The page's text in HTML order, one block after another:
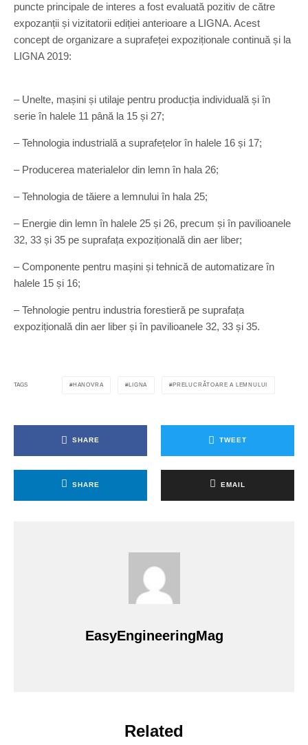
puncte principale de interes a fost evaluată pozitiv de către
expozanții și vizitatorii ediției anterioare a LIGNA. Acest
concept de organizare a suprafeței expoziționale continuă și la
LIGNA 2019:
– Unelte, mașini și utilaje pentru producția individuală și în
serie în halele 11 până la 15 și 27;
– Tehnologia industrială a suprafețelor în halele 16 și 17;
– Producerea materialelor din lemn în hala 26;
– Tehnologia de tăiere a lemnului în hala 25;
– Energie din lemn în halele 25 și 26, precum și în pavilioanele
32, 33 și 35 pe suprafața expozițională din aer liber;
– Componente pentru mașini și tehnică de automatizare în
halele 15 și 16;
– Tehnologie pentru industria forestieră pe suprafața
expozițională din aer liber și în pavilioanele 32, 33 și 35.
TAGS HANOVRA LIGNA PRELUCRĂTOARE A LEMNULUI
SHARE TWEET
SHARE EMAIL
EasyEngineeringMag
Related